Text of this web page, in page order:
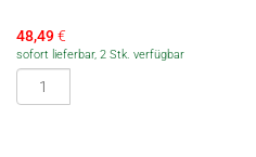
48,49€
sofort lieferbar, 2 Stk. verfügbar